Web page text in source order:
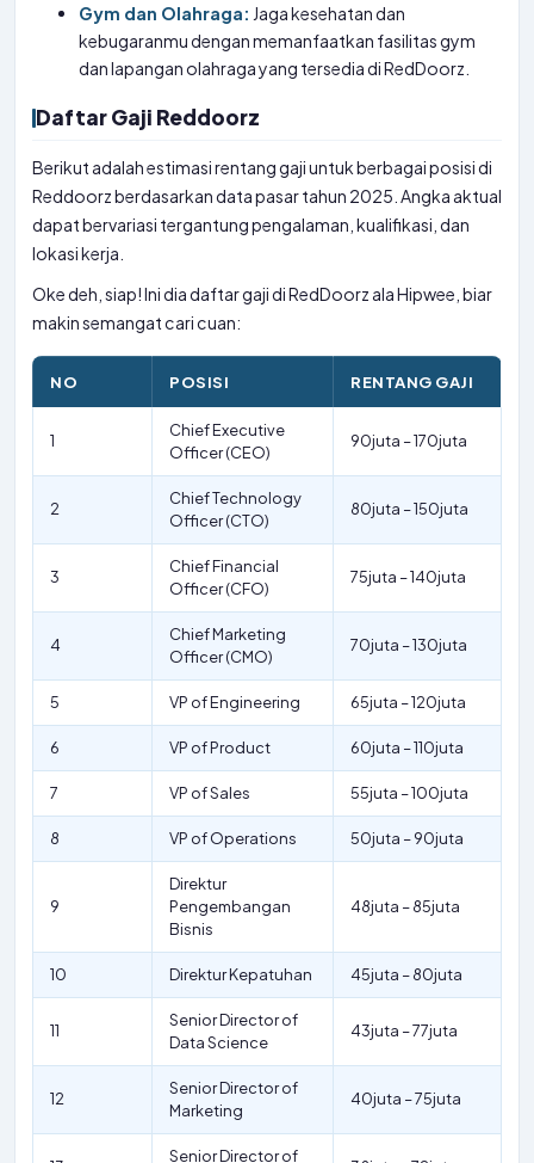
Gym dan Olahraga: Jaga kesehatan dan
kebugaranmu dengan memanfaatkan fasilitas gym
dan lapangan olahraga yang tersedia di RedDoorz.
Daftar Gaji Reddoorz
Berikut adalah estimasi rentang gaji untuk berbagai posisi di
Reddoorz berdasarkan data pasar tahun 2025. Angka aktual
dapat bervariasi tergantung pengalaman, kualifikasi, dan
lokasi kerja.
Oke deh, siap! Ini dia daftar gaji di RedDoorz ala Hipwee, biar
makin semangat cari cuan:
NO POSISI RENTANG GAJI
1
Chief Executive
Officer (CEO)
90juta – 170juta
2
Chief Technology
Officer (CTO)
80juta – 150juta
3
Chief Financial
Officer (CFO)
75juta – 140juta
4
Chief Marketing
Officer (CMO)
70juta – 130juta
5 VP of Engineering 65juta – 120juta
6 VP of Product 60juta – 110juta
7 VP of Sales 55juta – 100juta
8 VP of Operations 50juta – 90juta
9
Direktur
Pengembangan
Bisnis
48juta – 85juta
10 Direktur Kepatuhan 45juta – 80juta
11
Senior Director of
Data Science
43juta – 77juta
12
Senior Director of
Marketing
40juta – 75juta
Senior Director of